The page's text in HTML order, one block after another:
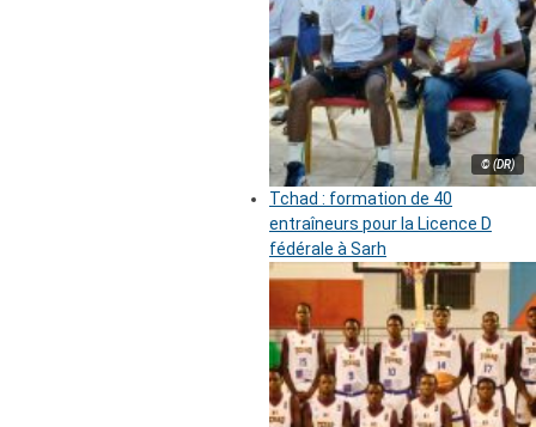
© (DR)
Tchad : formation de 40
entraîneurs pour la Licence D
fédérale à Sarh